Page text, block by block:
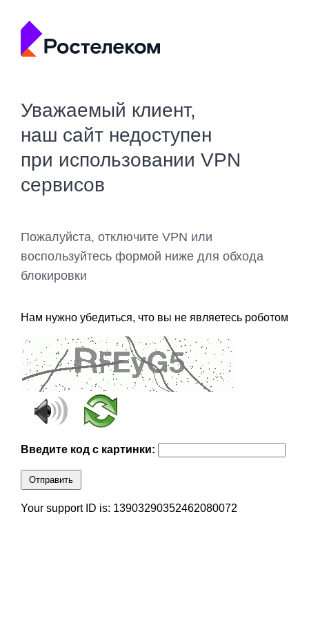
Уважаемый клиент,
наш сайт недоступен
при использовании VPN
сервисов
Пожалуйста, отключите VPN или
воспользуйтесь формой ниже для обхода
блокировки
Нам нужно убедиться, что вы не являетесь роботом
Введите код с картинки:
Отправить
Your support ID is: 13903290352462080072